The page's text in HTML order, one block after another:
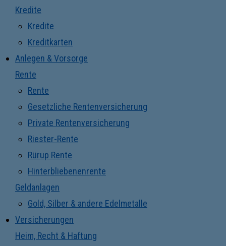
Kredite
Kredite
Kreditkarten
Anlegen & Vorsorge
Rente
Rente
Gesetzliche Rentenversicherung
Private Rentenversicherung
Riester-Rente
Rürup Rente
Hinterbliebenenrente
Geldanlagen
Gold, Silber & andere Edelmetalle
Versicherungen
Heim, Recht & Haftung